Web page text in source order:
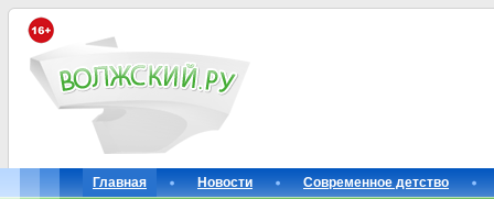
Главная Новости
Современное детство